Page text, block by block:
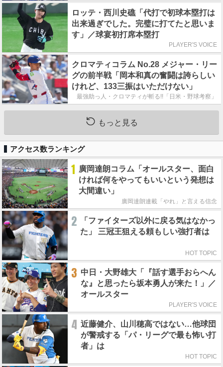
ロッテ・西川史礁「代打で初球本塁打は
出来過ぎでした。完璧に打てたと思いま
す」／球宴初打席本塁打
PLAYER'S VOICE
クロマティコラム No.28 メジャー・リー
グの前半戦「岡本和真の奮闘は誇らしい
けれど、133三振はいただけない」
最強助っ人・クロマティが斬る!!「日米・野球考察」
もっと見る
アクセス数ランキング
1 廣岡達朗コラム「オールスター、面白
ければ何をやってもいいという発想は
大間違い」
廣岡達朗連載「やれ」と言える信念
2
「ファイターズ以外に戻る気はなかっ
た」 三冠王狙える頼もしい強打者は
HOT TOPIC
3 中日・大野雄大「『話す選手おらへん
な』と思ったら坂本勇人が来た！」／
オールスター
PLAYER'S VOICE
4 近藤健介、山川穂高ではない…他球団
が警戒する「パ・リーグで最も怖い打
者」は
HOT TOPIC